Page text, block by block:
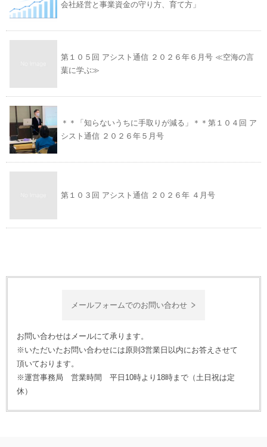
会社経営と事業資金の守り方、育て方」
第１０５回 アシスト通信 ２０２６年６月号 ≪空海の言
葉に学ぶ≫
＊＊「知らないうちに手取りが減る」＊＊第１０４回 ア
シスト通信 ２０２６年５月号
第１０３回 アシスト通信 ２０２６年 ４月号
メールフォームでのお問い合わせ
お問い合わせはメールにて承ります。
※いただいたお問い合わせには原則3営業日以内にお答えさせて
頂いております。
※運営事務局 営業時間 平日10時より18時まで（土日祝は定
休）